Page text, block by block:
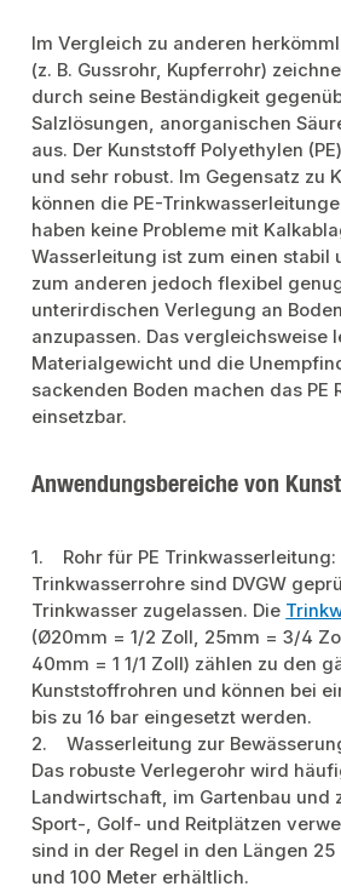
Anschluss. Für das PE-Rohr erhalten Sie bei uns
zölligen Rohren aus PE und Messing.
Im Vergleich zu anderen
(z. B. Gussrohr, Kupferrohr)
durch seine Beständigkeit
Salzlösungen, anorganischen
aus. Der Kunststoff Polyethylen
und sehr robust. Im Gegensatz zu
können die PE-
haben keine Probleme mit
Wasserleitung ist zum einen stabil
zum anderen jedoch flexibel
unterirdischen Verlegung an
anzupassen. Das vergleichsweise
Materialgewicht und die
sackenden Boden machen das PE
einsetzbar.
Anwendungsbereiche von
1. Rohr für PE Trinkwasserleitung:
Trinkwasserrohre sind DVGW
Trinkwasser zugelassen. Die
(Ø20mm = 1/2 Zoll, 25mm = 3/4
40mm = 1 1/1 Zoll) zählen zu den
Kunststoffrohren und können bei
bis zu 16 bar eingesetzt werden.
2. Wasserleitung zur
Das robuste Verlegerohr wird
Landwirtschaft, im Gartenbau und
Sport-, Golf- und Reitplätzen
sind in der Regel in den Längen
und 100 Meter erhältlich.